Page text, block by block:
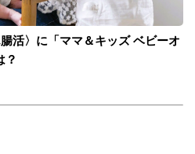
活〉に「ママ＆キッズ ベビーオ
？